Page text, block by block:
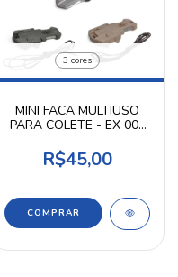
3 cores
MINI FACA MULTIUSO
PARA COLETE - EX 002
R$45,00
COMPRAR